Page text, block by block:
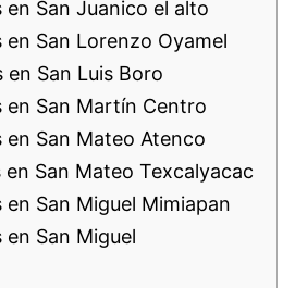
en San Juanico el alto
en San Lorenzo Oyamel
en San Luis Boro
en San Martín Centro
en San Mateo Atenco
en San Mateo Texcalyacac
en San Miguel Mimiapan
en San Miguel